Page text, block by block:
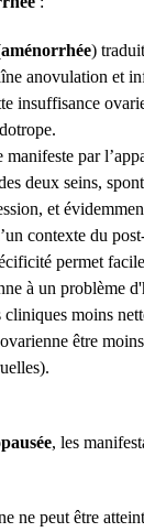
aménorrhée)
anovulation et
insuffisance
manifeste par
deux seins,
et
contexte du
permet
à un problème
moins
être
, les
ne peut être